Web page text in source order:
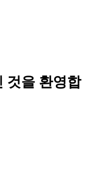
것을 환영합